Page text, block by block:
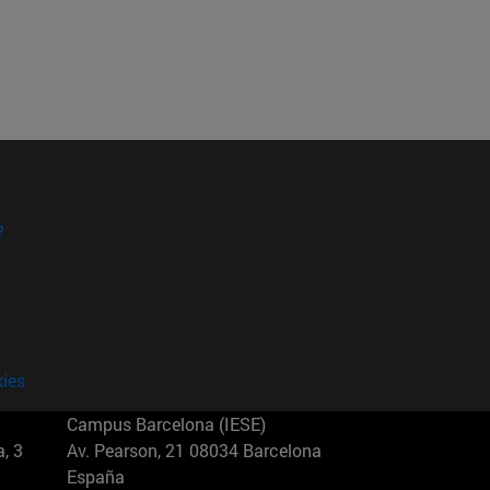
3
Campus Barcelona (IESE)
Av. Pearson, 21 08034 Barcelona
España